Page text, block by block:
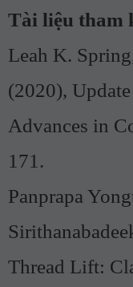
Tài liệu tham
Leah K.
(2020),
Advances in
171.
Panprapa
Thread Lift: